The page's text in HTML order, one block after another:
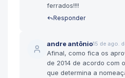
ferrados!!!!
Responder
andre antônio15 de ago.
Afinal, como fica os
de 2014 de acordo com
que determina a